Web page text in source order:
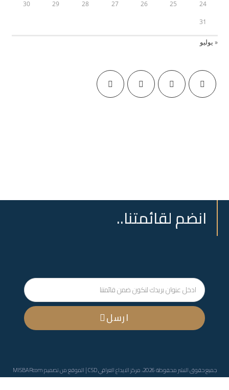
24
25
26
27
28
29
30
31
« يوليو
انضم لقائمتنا..
ارسل
جميع حقوق النشر محفوظة 2026، مركز الايداع العراقي CSD | الموقع من تصميم MISBARcom